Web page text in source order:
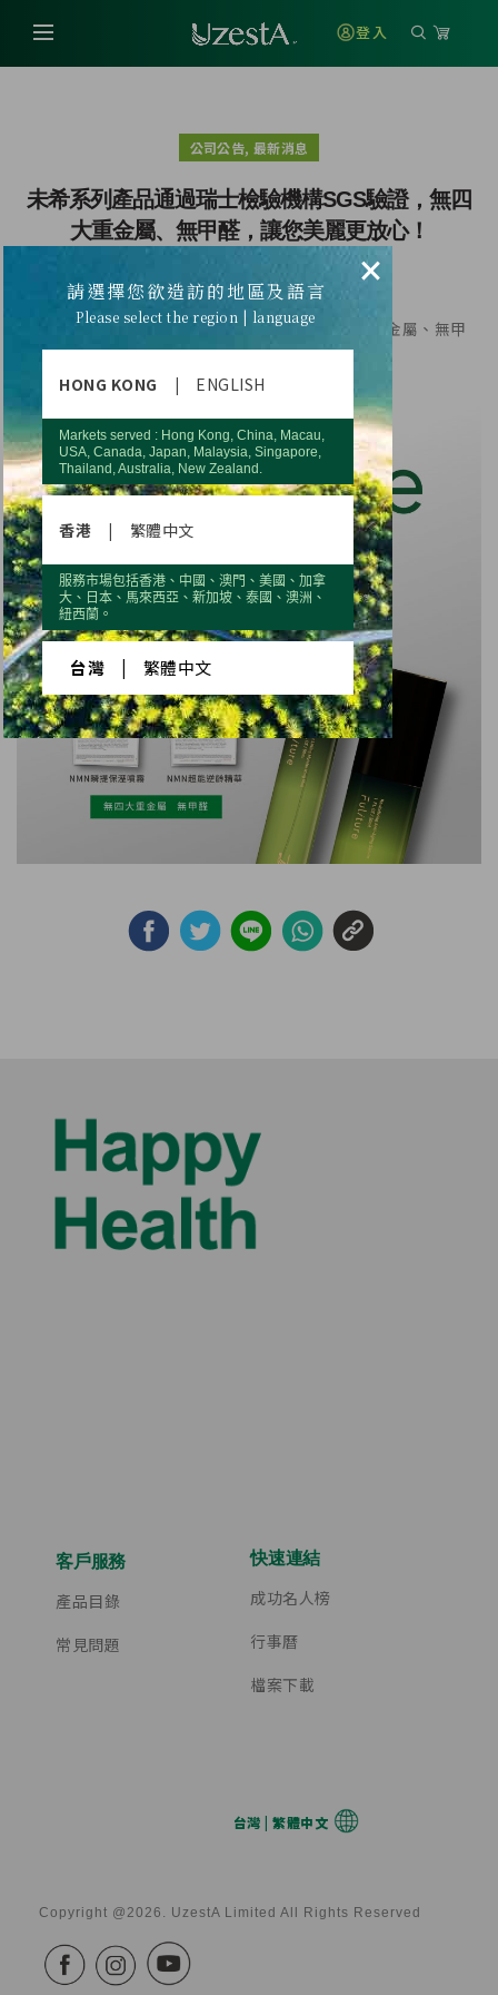
登入
公司公告, 最新消息
未希系列產品通過瑞士檢驗機構SGS驗證，無四
大重金屬、無甲醛，讓您美麗更放心！
未希系列產品通過瑞士檢驗機構SGS驗證，無四大重金屬、無甲
醛，讓您美麗更放心！
客戶服務
產品目錄
常見問題
快速連結
成功名人榜
行事曆
檔案下載
台灣 | 繁體中文
Copyright @2026. UzestA Limited All Rights Reserved
×
請選擇您欲造訪的地區及語言
Please select the region | language
HONG KONG | ENGLISH
Markets served : Hong Kong, China, Macau,
USA, Canada, Japan, Malaysia, Singapore,
Thailand, Australia, New Zealand.
香港 | 繁體中文
服務市場包括香港、中國、澳門、美國、加拿
大、日本、馬來西亞、新加坡、泰國、澳洲、
紐西蘭。
台灣 繁體中文